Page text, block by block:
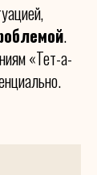
.
«Тет-а-